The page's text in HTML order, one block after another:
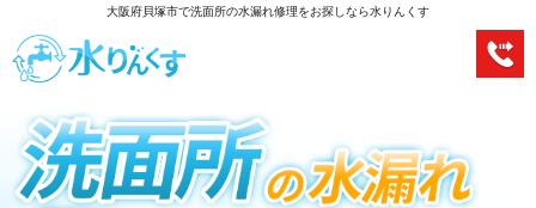
大阪府貝塚市で洗面所の水漏れ修理をお探しなら水りんくす